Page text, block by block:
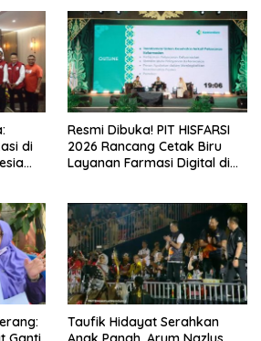
di
Resmi Dibuka! PIT HISFARSI
2026 Rancang Cetak Biru
Layanan Farmasi Digital di
Taufik Hidayat Serahkan